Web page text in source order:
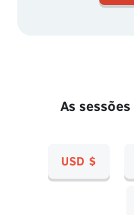
As
USD $